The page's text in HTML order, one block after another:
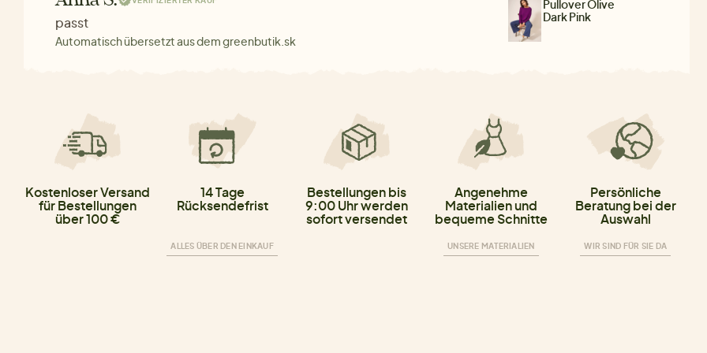
passt
Automatisch übersetzt aus dem greenbutik.sk
Pullover Olive
Dark Pink
Kostenloser Versand
für Bestellungen
über 100 €
14 Tage
Rücksendefrist
ALLES ÜBER DEN EINKAUF
Bestellungen bis
9:00 Uhr werden
sofort versendet
Angenehme
Materialien und
bequeme Schnitte
UNSERE MATERIALIEN
Persönliche
Beratung bei der
Auswahl
WIR SIND FÜR SIE DA